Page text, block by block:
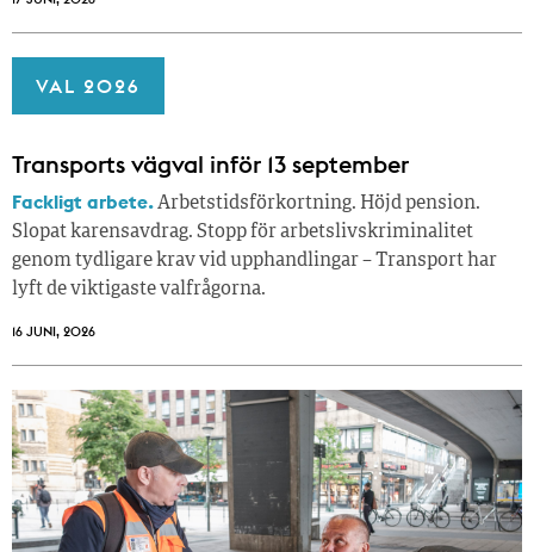
VAL 2026
Transports vägval inför 13 september
Fackligt arbete.Arbetstidsförkortning. Höjd pension.
Slopat karensavdrag. Stopp för arbetslivskriminalitet
genom tydligare krav vid upphandlingar – Transport har
lyft de viktigaste valfrågorna.
16 JUNI, 2026